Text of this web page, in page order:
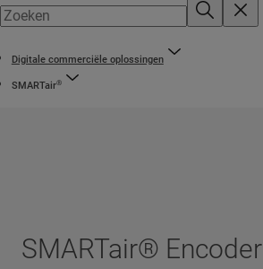
Digitale commerciële oplossingen
SMARTair®
SMARTair® Encoder